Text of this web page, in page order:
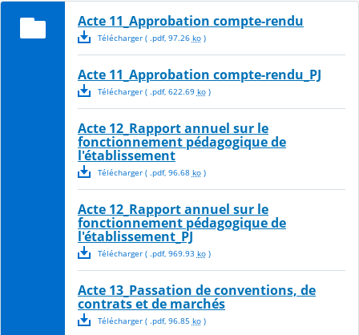
Acte 11_Approbation compte-rendu
Télécharger( .pdf, 97.26 ko)
Acte 11_Approbation compte-rendu_PJ
Télécharger( .pdf, 622.69 ko)
Acte 12_Rapport annuel sur le
fonctionnement pédagogique de
l'établissement
Télécharger( .pdf, 96.68 ko)
Acte 12_Rapport annuel sur le
fonctionnement pédagogique de
l'établissement_PJ
Télécharger( .pdf, 969.93 ko)
Acte 13_Passation de conventions, de
contrats et de marchés
Télécharger( .pdf, 96.85 ko)